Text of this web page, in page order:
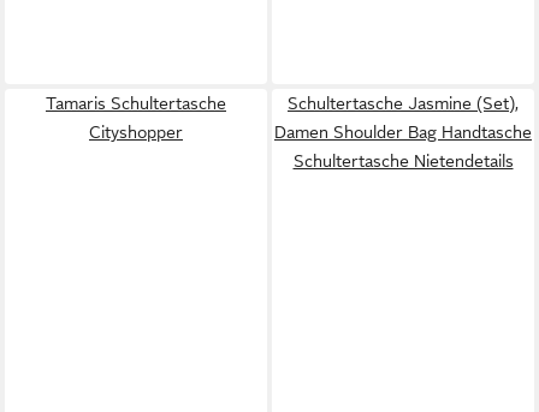
Tamaris Schultertasche
Cityshopper
Schultertasche Jasmine (Set),
Damen Shoulder Bag Handtasche
Schultertasche Nietendetails